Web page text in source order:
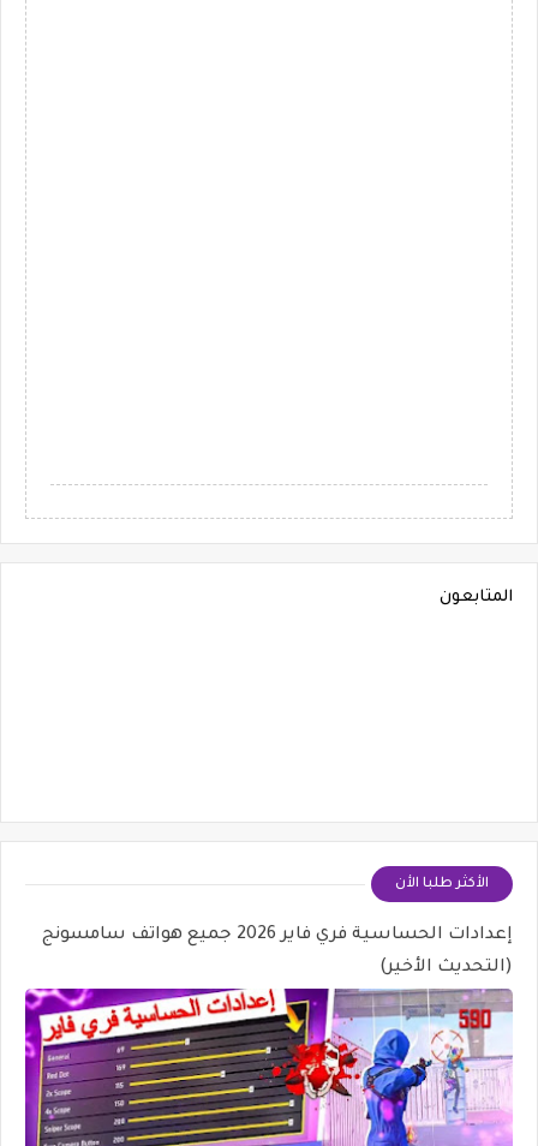
المتابعون
الأكثر طلبا الأن
إعدادات الحساسية فري فاير 2026 جميع هواتف سامسونج
(التحديث الأخير)